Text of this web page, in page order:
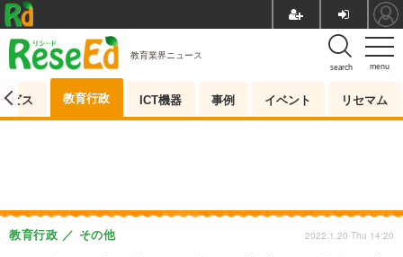
menu
search
教育業界ニュース
ビス 教育行政 ICT機器 事例 イベント リセマム
教育行政 その他 2022.1.20 Thu 14:20